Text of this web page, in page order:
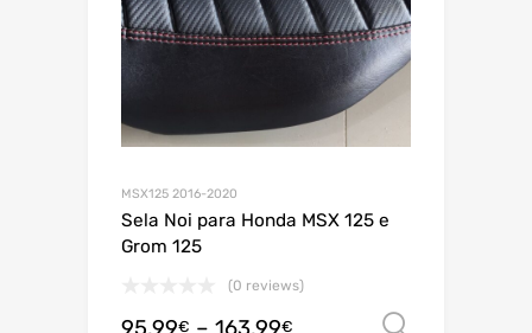
MSX125 2016-2020
Sela Noi para Honda MSX 125 e
Grom 125
(0 reviews)
95.99€ – 163.99€